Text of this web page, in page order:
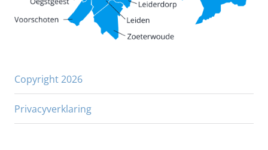
Copyright 2026
Privacyverklaring